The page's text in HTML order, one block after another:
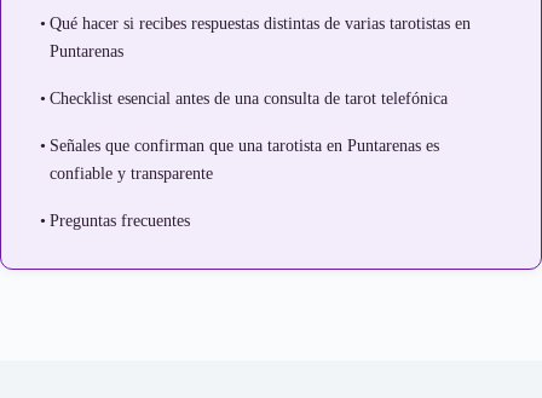
Qué hacer si recibes respuestas distintas de varias tarotistas en
Puntarenas
Checklist esencial antes de una consulta de tarot telefónica
Señales que confirman que una tarotista en Puntarenas es
confiable y transparente
Preguntas frecuentes